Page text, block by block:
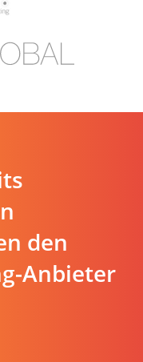
den
Anbieter